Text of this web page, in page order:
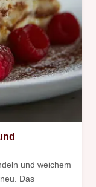
und weichem
Das